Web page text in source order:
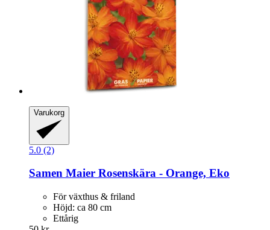
Varukorg
5.0 (2)
Samen Maier Rosenskära -​ Orange, Eko
För växthus & friland
Höjd: ca 80 cm
Ettårig